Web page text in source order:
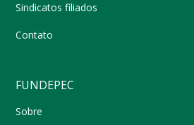
Sindicatos filiados
Contato
FUNDEPEC
Sobre